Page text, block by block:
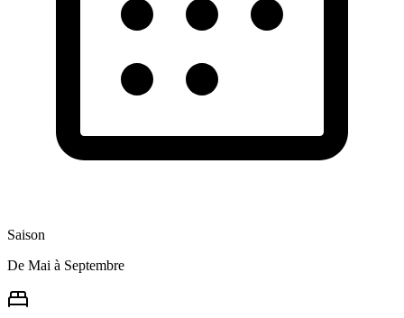
Saison
De Mai à Septembre